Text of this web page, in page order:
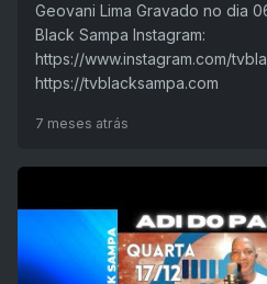
Geovani Lima Gravado no dia
Black Sampa Instagram:
https://www.instagram.com/
https://tvblacksampa.com
7 meses atrás